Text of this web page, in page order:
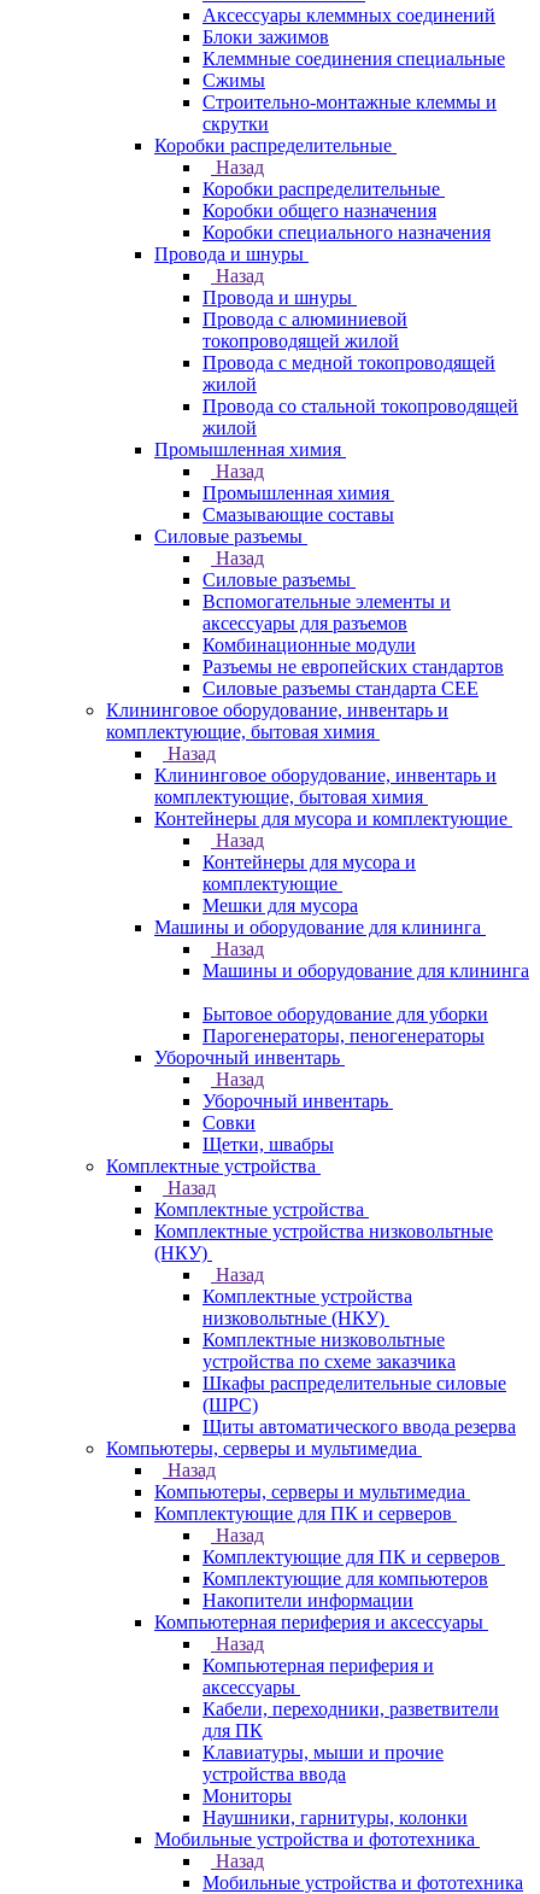
Аксессуары клеммных соединений
Блоки зажимов
Клеммные соединения специальные
Сжимы
Строительно-монтажные клеммы и
скрутки
Коробки распределительные
Назад
Коробки распределительные
Коробки общего назначения
Коробки специального назначения
Провода и шнуры
Назад
Провода и шнуры
Провода с алюминиевой
токопроводящей жилой
Провода с медной токопроводящей
жилой
Провода со стальной токопроводящей
жилой
Промышленная химия
Назад
Промышленная химия
Смазывающие составы
Силовые разъемы
Назад
Силовые разъемы
Вспомогательные элементы и
аксессуары для разъемов
Комбинационные модули
Разъемы не европейских стандартов
Силовые разъемы стандарта CEE
Клининговое оборудование, инвентарь и
комплектующие, бытовая химия
Назад
Клининговое оборудование, инвентарь и
комплектующие, бытовая химия
Контейнеры для мусора и комплектующие
Назад
Контейнеры для мусора и
комплектующие
Мешки для мусора
Машины и оборудование для клининга
Назад
Машины и оборудование для клининга
Бытовое оборудование для уборки
Парогенераторы, пеногенераторы
Уборочный инвентарь
Назад
Уборочный инвентарь
Совки
Щетки, швабры
Комплектные устройства
Назад
Комплектные устройства
Комплектные устройства низковольтные
(НКУ)
Назад
Комплектные устройства
низковольтные (НКУ)
Комплектные низковольтные
устройства по схеме заказчика
Шкафы распределительные силовые
(ШРС)
Щиты автоматического ввода резерва
Компьютеры, серверы и мультимедиа
Назад
Компьютеры, серверы и мультимедиа
Комплектующие для ПК и серверов
Назад
Комплектующие для ПК и серверов
Комплектующие для компьютеров
Накопители информации
Компьютерная периферия и аксессуары
Назад
Компьютерная периферия и
аксессуары
Кабели, переходники, разветвители
для ПК
Клавиатуры, мыши и прочие
устройства ввода
Мониторы
Наушники, гарнитуры, колонки
Мобильные устройства и фототехника
Назад
Мобильные устройства и фототехника